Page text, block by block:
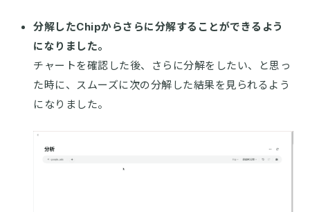
分解したChipからさらに分解することができるよう
になりました。
チャートを確認した後、さらに分解をしたい、と思っ
た時に、スムーズに次の分解した結果を見られるよう
になりました。